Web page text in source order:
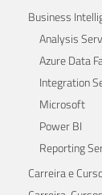
Business
Analysis
Azure Data
Integration
Microsoft
Power BI
Reporting
Carreira e